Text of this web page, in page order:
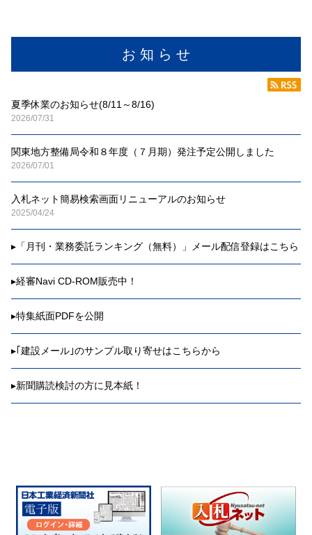
お 知 ら せ
夏季休業のお知らせ(8/11～8/16)
2026/07/31
関東地方整備局令和８年度（７月期）発注予定公開しました
2026/07/01
入札ネット簡易検索画面リニューアルのお知らせ
2025/04/24
▸ 「月刊・業務委託ランキング（無料）」メール配信登録はこちら
▸経審Navi CD-ROM販売中！
▸特集紙面PDFを公開
▸｢建設メール｣のサンプル取り寄せはこちらから
▸新聞購読検討の方に見本紙！